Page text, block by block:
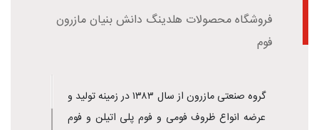
فروشگاه محصولات هلدینگ دانش بنیان مازرون
فوم
گروه صنعتی مازرون از سال ۱۳۸۳ در زمینه تولید و
عرضه انواع ظروف فومی و فوم پلی اتیلن و فوم